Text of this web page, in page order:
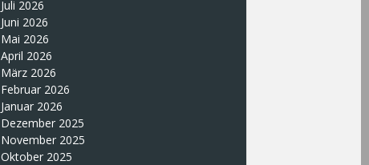
Juli 2026
Juni 2026
Mai 2026
April 2026
März 2026
Februar 2026
Januar 2026
Dezember 2025
November 2025
Oktober 2025